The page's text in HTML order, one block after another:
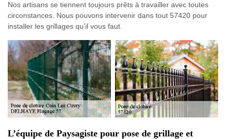
Nos artisans se tiennent toujours prêts à travailler avec toutes
circonstances. Nous pouvons intervenir dans tout 57420 pour
installer les grillages qu’il vous faut.
L’équipe de Paysagiste pour pose de grillage et